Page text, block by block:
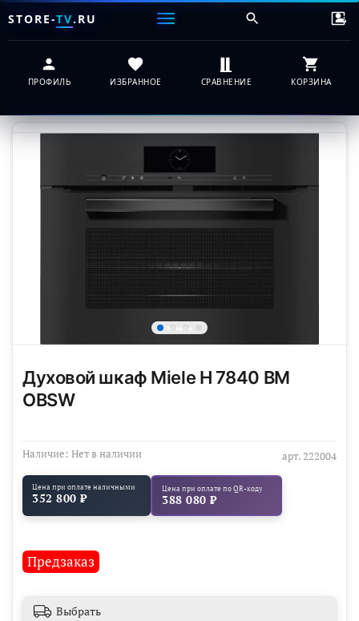
STORE-TV.RU
ПРОФИЛЬ ИЗБРАННОЕ СРАВНЕНИЕ КОРЗИНА
арт. 222004
Наличие: Нет в наличии
Предзаказ
Духовой шкаф Miele H 7840 BM
OBSW
Цена при оплате наличными
352 800 ₽
Цена при оплате по QR-коду
388 080 ₽
Выбрать